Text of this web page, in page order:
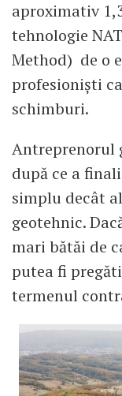
aproximativ
tehnologie
Method) de o
profesioniști
schimburi.
Antreprenorul
după ce a
simplu decât
geotehnic.
mari bătăi de
putea fi
termenul